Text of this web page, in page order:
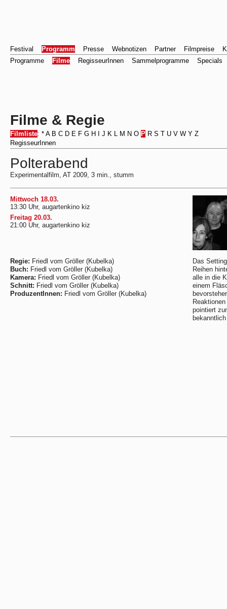
Festival Programm Presse Webnotizen Partner Filmpreise
Programme
Filme RegisseurInnen Sammelprogramme Specials
Filme & Regie
Filmliste: * A B C D E F G H J K L M N O P R S T U V W Y Z
RegisseurInnen
Polterabend
Experimentalfilm, AT 2009, 3 min., stumm
Mittwoch 18.03.
13:30 Uhr, augartenkino kiz
Freitag 20.03.
21:00 Uhr, augartenkino kiz
Regie: Friedl vom Gröller (Kubelka)
Buch: Friedl vom Gröller (Kubelka)
Kamera: Friedl vom Gröller (Kubelka)
Schnitt: Friedl vom Gröller (Kubelka)
ProduzentInnen: Friedl vom Gröller (Kubelka)
Das
Reihen
alle in die
einem
pointiert